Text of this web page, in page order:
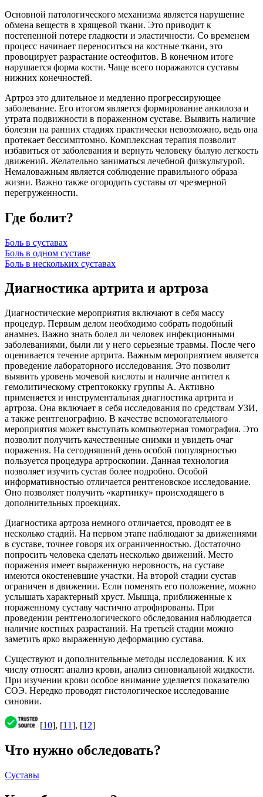
Основной патологического механизма является нарушение
обмена веществ в хрящевой ткани. Это приводит к
постепенной потере гладкости и эластичности. Со временем
процесс начинает переноситься на костные ткани, это
провоцирует разрастание остеофитов. В конечном итоге
нарушается форма кости. Чаще всего поражаются суставы
нижних конечностей.
Артроз это длительное и медленно прогрессирующее
заболевание. Его итогом является формирование анкилоза и
утрата подвижности в пораженном суставе. Выявить наличие
болезни на ранних стадиях практически невозможно, ведь она
протекает бессимптомно. Комплексная терапия позволит
избавиться от заболевания и вернуть человеку былую легкость
движений. Желательно заниматься лечебной физкультурой.
Немаловажным является соблюдение правильного образа
жизни. Важно также огородить суставы от чрезмерной
перегруженности.
Где болит?
Боль в суставах
Боль в одном суставе
Боль в нескольких суставах
Диагностика артрита и артроза
Диагностические мероприятия включают в себя массу
процедур. Первым делом необходимо собрать подобный
анамнез. Важно знать болел ли человек инфекционными
заболеваниями, были ли у него серьезные травмы. После чего
оценивается течение артрита. Важным мероприятием является
проведение лабораторного исследования. Это позволит
выявить уровень мочевой кислоты и наличие антител к
гемолитическому стрептококку группы А. Активно
применяется и инструментальная диагностика артрита и
артроза. Она включает в себя исследования по средствам УЗИ,
а также рентгенографию. В качестве вспомогательного
мероприятия может выступать компьютерная томография. Это
позволит получить качественные снимки и увидеть очаг
поражения. На сегодняшний день особой популярностью
пользуется процедура артроскопии. Данная технология
позволяет изучить сустав более подробно. Особой
информативностью отличается рентгеновское исследование.
Оно позволяет получить «картинку» происходящего в
дополнительных проекциях.
Диагностика артроза немного отличается, проводят ее в
несколько стадий. На первом этапе наблюдают за движениями
в суставе, точнее говоря их ограниченностью. Достаточно
попросить человека сделать несколько движений. Место
поражения имеет выраженную неровность, на суставе
имеются окостеневшие участки. На второй стадии сустав
ограничен в движении. Если поменять его положение, можно
услышать характерный хруст. Мышца, приближенные к
пораженному суставу частично атрофированы. При
проведении рентгенологического обследования наблюдается
наличие костных разрастаний. На третьей стадии можно
заметить ярко выраженную деформацию сустава.
Существуют и дополнительные методы исследования. К их
числу относят: анализ крови, анализ синовиальной жидкости.
При изучении крови особое внимание уделяется показателю
СОЭ. Нередко проводят гистологическое исследование
синовии.
[10], [11], [12]
Что нужно обследовать?
Суставы